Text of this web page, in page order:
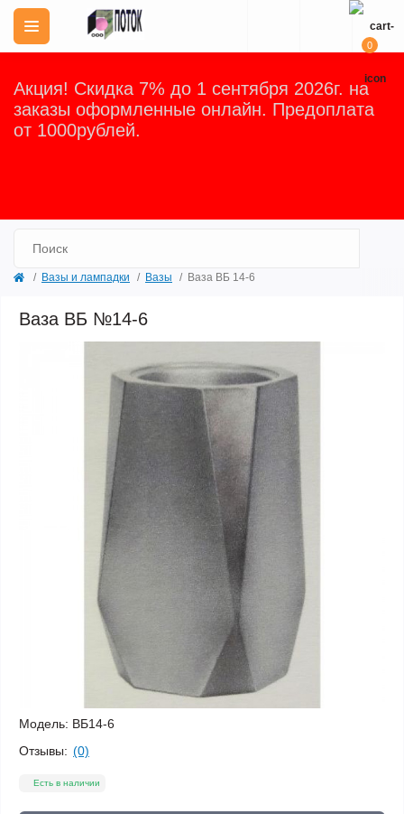
Акция! Скидка 7% до 1 сентября 2026г. на
заказы оформленные онлайн. Предоплата
от 1000рублей.
0
Вазы и лампадки Вазы Ваза ВБ 14-6
Ваза ВБ №14-6
Модель: ВБ14-6
Отзывы: (0)
Есть в наличии